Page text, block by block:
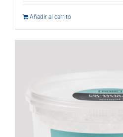
Añadir al carrito